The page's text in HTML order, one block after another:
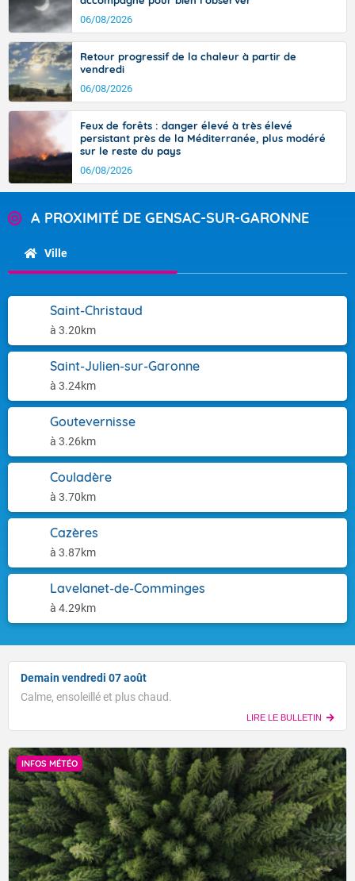
06/08/2026
Retour progressif de la chaleur à partir de
vendredi
06/08/2026
Feux de forêts : danger élevé à très élevé
persistant près de la Méditerranée, plus modéré
sur le reste du pays
06/08/2026
A PROXIMITÉ DE GENSAC-SUR-GARONNE
Ville
Saint-Christaud
à 3.20km
Saint-Julien-sur-Garonne
à 3.24km
Goutevernisse
à 3.26km
Couladère
à 3.70km
Cazères
à 3.87km
Lavelanet-de-Comminges
à 4.29km
Demain vendredi 07 août
Calme, ensoleillé et plus chaud.
LIRE LE BULLETIN
INFOS MÉTÉO